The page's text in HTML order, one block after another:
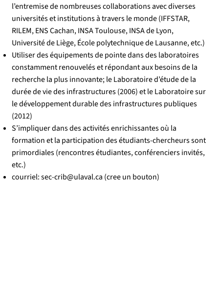
l’entremise de nombreuses collaborations avec diverses
universités et institutions à travers le monde (IFFSTAR,
RILEM, ENS Cachan, INSA Toulouse, INSA de Lyon,
Université de Liège, École polytechnique de Lausanne, etc.)
Utiliser des équipements de pointe dans des laboratoires
constamment renouvelés et répondant aux besoins de la
recherche la plus innovante; le Laboratoire d’étude de la
durée de vie des infrastructures (2006) et le Laboratoire sur
le développement durable des infrastructures publiques
(2012)
S’impliquer dans des activités enrichissantes où la
formation et la participation des étudiants-chercheurs sont
primordiales (rencontres étudiantes, conférenciers invités,
etc.)
courriel:sec-crib@ulaval.ca (cree un bouton)